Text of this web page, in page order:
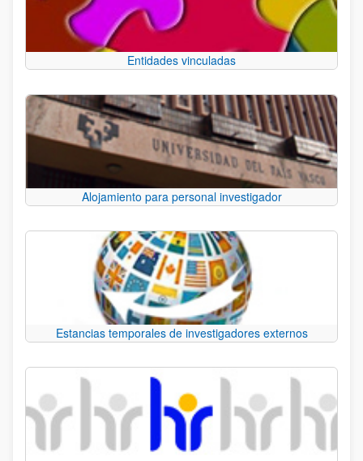
Entidades vinculadas
Alojamiento para personal investigador
Estancias temporales de investigadores externos